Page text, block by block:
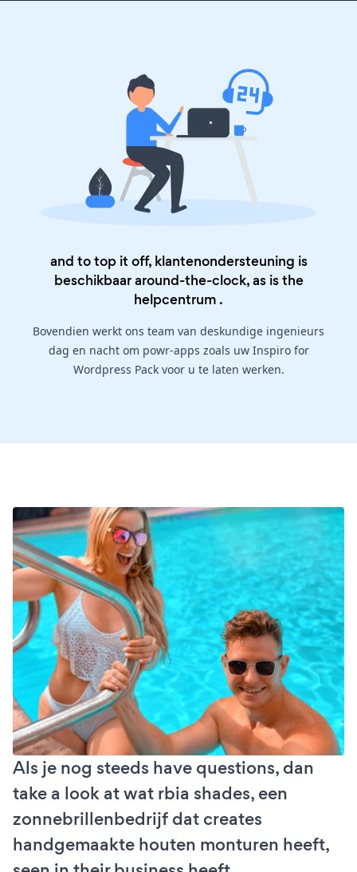
and to top it off, klantenondersteuning is
beschikbaar around-the-clock, as is the
helpcentrum .
Bovendien werkt ons team van deskundige ingenieurs
dag en nacht om powr-apps zoals uw Inspiro for
Wordpress Pack voor u te laten werken.
Als je nog steeds have questions, dan
take a look at wat rbia shades, een
zonnebrillenbedrijf dat creates
handgemaakte houten monturen heeft,